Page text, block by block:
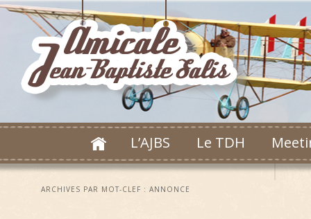
L’AJBS Le TDH
ARCHIVES PAR MOT-CLEF : ANNONCE